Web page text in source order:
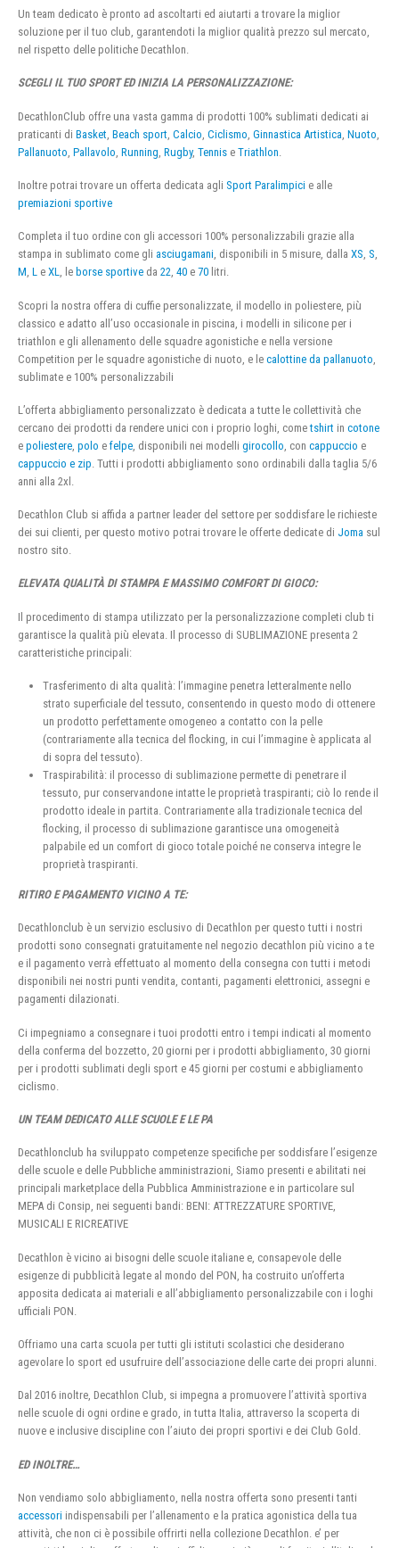
Un team dedicato è pronto ad ascoltarti ed aiutarti a trovare la miglior
soluzione per il tuo club, garantendoti la miglior qualità prezzo sul mercato,
nel rispetto delle politiche Decathlon.
SCEGLI IL TUO SPORT ED INIZIA LA PERSONALIZZAZIONE:
DecathlonClub offre una vasta gamma di prodotti 100% sublimati dedicati ai
praticanti di Basket Beach sport Calcio Ciclismo Ginnastica Artistica Nuoto
Pallanuoto Pallavolo Running Rugby, Tennis e Triathlon
Inoltre potrai trovare un offerta dedicata agli Sport Paralimpici e alle
premiazioni sportive
Completa il tuo ordine con gli accessori 100% personalizzabili grazie alla
stampa in sublimato come gli asciugamani, disponibili in 5 misure, dalla XS, S,
M, L e XL, le borse sportive da 22, 40 e 70 litri.
Scopri la nostra offera di cuffie personalizzate, il modello in poliestere, più
classico e adatto all’uso occasionale in piscina, i modelli in silicone per i
triathlon e gli allenamento delle squadre agonistiche e nella versione
Competition per le squadre agonistiche di nuoto, e le calottine da pallanuoto
sublimate e 100% personalizzabili
L’offerta abbigliamento personalizzato è dedicata a tutte le collettività che
cercano dei prodotti da rendere unici con i proprio loghi, cometshirt in cotone
e poliestere polo e felpe , disponibili nei modelli girocollo , con cappuccio e
cappuccio e zip . Tutti i prodotti abbigliamento sono ordinabili dalla taglia 5/6
anni alla 2xl.
Decathlon Club si affida a partner leader del settore per soddisfare le richieste
dei sui clienti, per questo motivo potrai trovare le offerte dedicate di Joma sul
nostro sito.
ELEVATA QUALITÀ DI STAMPA E MASSIMO COMFORT DI GIOCO:
Il procedimento di stampa utilizzato per la personalizzazione completi club ti
garantisce la qualità più elevata. Il processo di SUBLIMAZIONE presenta 2
caratteristiche principali:
Trasferimento di alta qualità: l’immagine penetra letteralmente nello
strato superficiale del tessuto, consentendo in questo modo di ottenere
un prodotto perfettamente omogeneo a contatto con la pelle
(contrariamente alla tecnica del flocking, in cui l’immagine è applicata al
di sopra del tessuto).
Traspirabilità: il processo di sublimazione permette di penetrare il
tessuto, pur conservandone intatte le proprietà traspiranti; ciò lo rende il
prodotto ideale in partita. Contrariamente alla tradizionale tecnica del
flocking, il processo di sublimazione garantisce una omogeneità
palpabile ed un comfort di gioco totale poiché ne conserva integre le
proprietà traspiranti.
RITIRO E PAGAMENTO VICINO A TE:
Decathlonclub è un servizio esclusivo di Decathlon per questo tutti i nostri
prodotti sono consegnati gratuitamente nel negozio decathlon più vicino a te
e il pagamento verrà effettuato al momento della consegna con tutti i metodi
disponibili nei nostri punti vendita, contanti, pagamenti elettronici, assegni e
pagamenti dilazionati.
Ci impegniamo a consegnare i tuoi prodotti entro i tempi indicati al momento
della conferma del bozzetto, 20 giorni per i prodotti abbigliamento, 30 giorni
per i prodotti sublimati degli sport e 45 giorni per costumi e abbigliamento
ciclismo.
UN TEAM DEDICATO ALLE SCUOLE E LE PA
Decathlonclub ha sviluppato competenze specifiche per soddisfare l’esigenze
delle scuole e delle Pubbliche amministrazioni, Siamo presenti e abilitati nei
principali marketplace della Pubblica Amministrazione e in particolare sul
MEPA di Consip, nei seguenti bandi: BENI: ATTREZZATURE SPORTIVE,
MUSICALI E RICREATIVE
Decathlon è vicino ai bisogni delle scuole italiane e, consapevole delle
esigenze di pubblicità legate al mondo del PON, ha costruito un’offerta
apposita dedicata ai materiali e all’abbigliamento personalizzabile con i loghi
ufficiali PON.
Offriamo una carta scuola per tutti gli istituti scolastici che desiderano
agevolare lo sport ed usufruire dell’associazione delle carte dei propri alunni.
Dal 2016 inoltre, Decathlon Club, si impegna a promuovere l’attività sportiva
nelle scuole di ogni ordine e grado, in tutta Italia, attraverso la scoperta di
nuove e inclusive discipline con l’aiuto dei propri sportivi e dei Club Gold.
ED INOLTRE…
Non vendiamo solo abbigliamento, nella nostra offerta sono presenti tanti
accessori indispensabili per l’allenamento e la pratica agonistica della tua
attività, che non ci è possibile offrirti nella collezione Decathlon. e’ per